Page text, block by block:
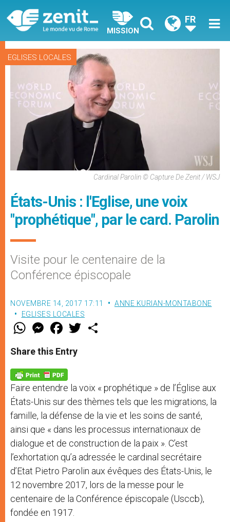
MISSION
FR
EGLISES LOCALES
Cardinal Parolin © Capture De Zenit / WSJ
États-Unis : l'Eglise, une voix
"prophétique", par le card. Parolin
Visite pour le centenaire de la
Conférence épiscopale
NOVEMBRE 14, 2017 17:11
ANNE KURIAN-MONTABONE
EGLISES LOCALES
W
t
s
p
p
M
e
s
e
g
e
r
F
a
e
b
o
k
w
Share this Entry
Faire entendre la voix « prophétique » de l’Église aux
États-Unis sur des thèmes tels que les migrations, la
famille, la défense de la vie et les soins de santé,
ainsi que « dans les processus internationaux de
dialogue et de construction de la paix ». C’est
l’exhortation qu’a adressée le cardinal secrétaire
d’Etat Pietro Parolin aux évêques des États-Unis, le
12 novembre 2017, lors de la messe pour le
centenaire de la Conférence épiscopale (Usccb),
fondée en 1917.